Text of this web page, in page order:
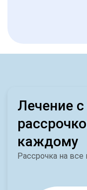
Лечение
каждому
Рассрочка на все